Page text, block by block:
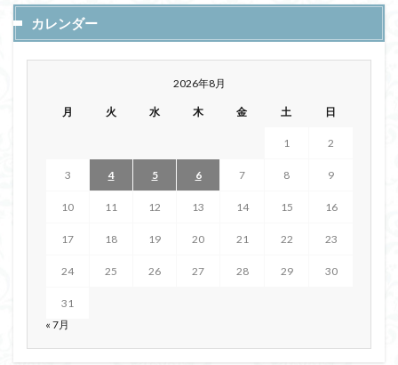
カレンダー
2026年8月
月 火 水 木 金 土 日
1 2
3 4 5 6 7 8 9
10 11 12 13 14 15 16
17 18 19 20 21 22 23
24 25 26 27 28 29 30
31
« 7月